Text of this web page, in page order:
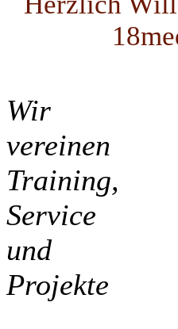
Wir
vereinen
Training,
Service
und
Projekte